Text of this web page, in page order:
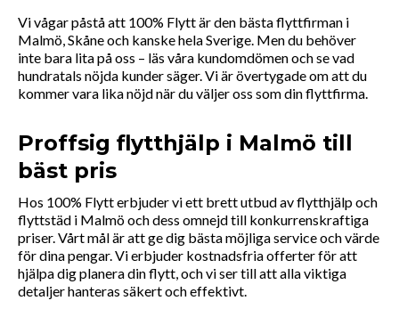
Vi vågar påstå att 100% Flytt är den bästa flyttfirman i
Malmö, Skåne och kanske hela Sverige. Men du behöver
inte bara lita på oss – läs våra kundomdömen och se vad
hundratals nöjda kunder säger. Vi är övertygade om att du
kommer vara lika nöjd när du väljer oss som din flyttfirma.
Proffsig flytthjälp i Malmö till
bäst pris
Hos 100% Flytt erbjuder vi ett brett utbud av flytthjälp och
flyttstäd i Malmö och dess omnejd till konkurrenskraftiga
priser. Vårt mål är att ge dig bästa möjliga service och värde
för dina pengar. Vi erbjuder kostnadsfria offerter för att
hjälpa dig planera din flytt, och vi ser till att alla viktiga
detaljer hanteras säkert och effektivt.